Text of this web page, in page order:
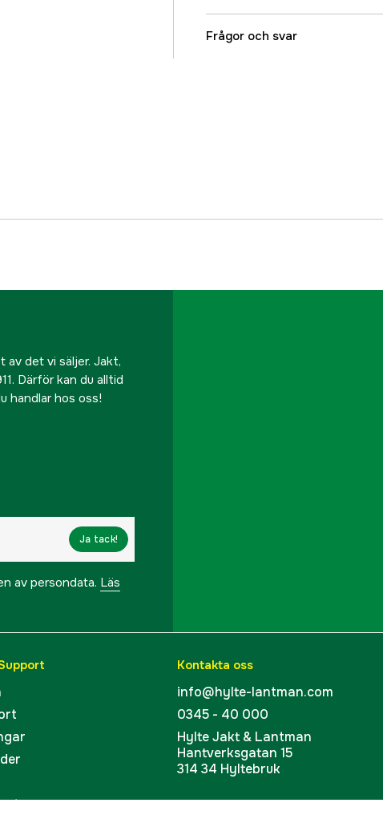
Djurtyp
Frågor och svar
av det vi säljer. Jakt,
Därför kan du alltid
handlar hos oss!
Ja tack!
av persondata. Läs
Kontakta oss
info@hylte-lantman.com
0345 - 40 000
Hylte Jakt & Lantman
Hantverksgatan 15
314 34 Hyltebruk